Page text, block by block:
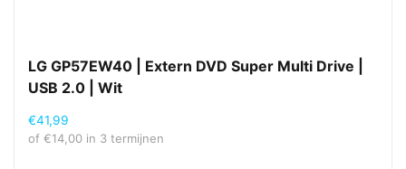
LG GP57EW40 | Extern DVD Super Multi Drive |
USB 2.0 | Wit
€41,99
of €14,00 in 3 termijnen